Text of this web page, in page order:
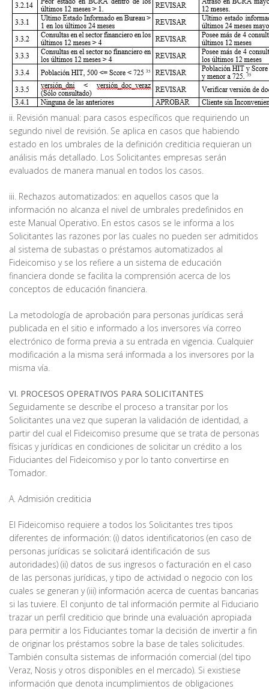
ii. Revisión manual: para casos específicos que requiriendo un
segundo nivel de revisión. Se aplica en casos que habiendo
estado en los umbrales de la definición crediticia requieran un
análisis más detallado. Los Solicitantes empresas serán
evaluados de manera manual en todos los casos.
iii. Rechazos automatizados: en aquellos casos que la
información no alcanza el nivel de umbrales predefinidos en
este Manual Operativo. En estos casos se le informa a los
Solicitantes las razones por las cuales no pueden ser admitidos
al sistema de subastas o préstamos automatizados al
Fideicomiso y se los refiere a un sistema de educación
financiera donde se facilita la comprensión acerca de los
conceptos de educación financiera.
La metodología de aprobación para personas jurídicas será
publicada en el sitio e informado a los inversores vía correo
electrónico de forma previa a su entrada en vigencia. Cualquier
modificación a la misma será informada a los inversores por la
misma vía.
VI. PROCESOS OPERATIVOS PARA SOLICITANTES
Seguidamente se describe el proceso a transitar por los
Solicitantes una vez que superan la validación de identidad, a
partir del cual el Fideicomiso presume que se trata de personas
físicas y jurídicas en condiciones de solicitar un crédito a los
Fiduciantes del Fideicomiso y por lo tanto convertirse en
Tomador.
A. Admisión crediticia
El Fideicomiso requiere a todos los Solicitantes tres tipos
diferentes de información: (i) datos identificatorios (en caso de
personas jurídicas se solicitará identificación de sus
autoridades) (ii) datos de sus ingresos o facturación en el caso
de las personas jurídicas, y tipo de actividad o negocio con los
cuales se generan y (iii) información acerca de cuentas bancarias
si las tuviere. El conjunto de tal información permite al Fiduciario
trazar un perfil crediticio que brinde una evaluación apropiada
para permitir a los Fiduciantes tomar la decisión de invertir a fin
de originar los préstamos sobre la base de tales solicitudes.
También consulta sistemas de información comercial (del tipo
Veraz, Nosis y otros disponibles en el mercado). Si existiese
información que denota incumplimientos de obligaciones